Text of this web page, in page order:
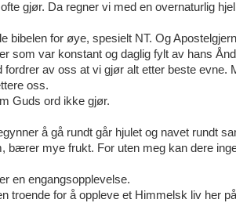
gjør. Da regner vi med en overnaturlig
bibelen for øye, spesielt NT. Og
som var konstant og daglig fylt av hans
av oss at vi gjør alt etter beste evne.
oss.
Guds ord ikke gjør.
å gå rundt går hjulet og navet rundt
bærer mye frukt. For uten meg kan dere
en engangsopplevelse.
troende for å oppleve et Himmelsk liv her